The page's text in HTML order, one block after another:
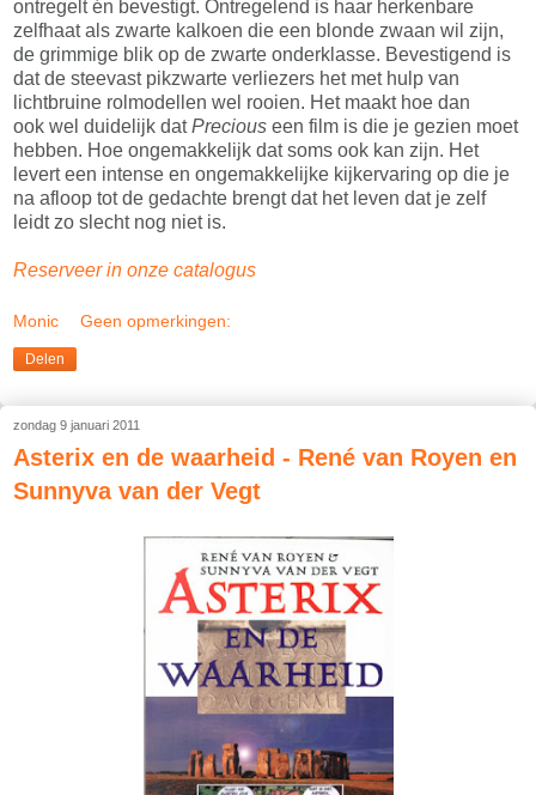
ontregelt én bevestigt. Ontregelend is haar herkenbare
zelfhaat als zwarte kalkoen die een blonde zwaan wil zijn,
de grimmige blik op de zwarte onderklasse. Bevestigend is
dat de steevast pikzwarte verliezers het met hulp van
lichtbruine rolmodellen wel rooien. Het maakt hoe dan
ook wel duidelijk datPrecious een film is die je gezien moet
hebben. Hoe ongemakkelijk dat soms ook kan zijn. Het
levert een intense en ongemakkelijke kijkervaring op die je
na afloop tot de gedachte brengt dat het leven dat je zelf
leidt zo slecht nog niet is.
Reserveer in onze catalogus
Monic Geen opmerkingen:
Delen
zondag 9 januari 2011
Asterix en de waarheid - René van Royen en
Sunnyva van der Vegt